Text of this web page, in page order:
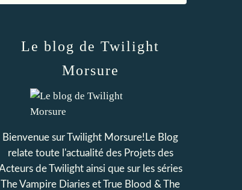
Le blog de Twilight
Morsure
Bienvenue sur Twilight Morsure!Le Blog
relate toute l'actualité des Projets des
de Twilight ainsi que sur les séries
The Vampire Diaries et True Blood & The